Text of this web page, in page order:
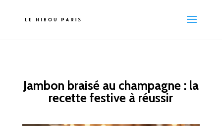
Jambon braisé au champagne : la
recette festive à réussir